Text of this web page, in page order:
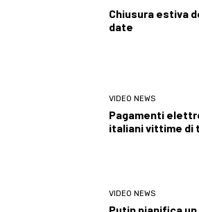
Chiusura estiva
date
VIDEO NEWS
Pagamenti
italiani vittime di
VIDEO NEWS